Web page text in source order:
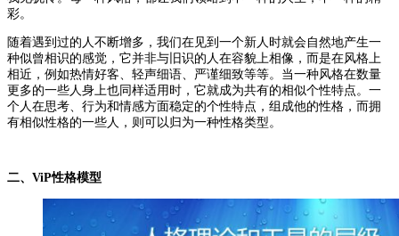
彩。
随着遇到过的人不断增多，我们在见到一个新人时就会自然地产生一
种似曾相识的感觉，它并非与旧识的人在容貌上相像，而是在风格上
相近，例如热情好客、轻声细语、严谨细致等等。当一种风格在数量
更多的一些人身上也同样适用时，它就成为共有的相似个性特点。一
个人在思考、行为和情感方面稳定的个性特点，组成他的性格，而拥
有相似性格的一些人，则可以归为一种性格类型。
二、ViP性格模型